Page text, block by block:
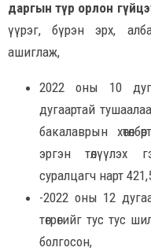
даргын түр орлон
үүрэг, бүрэн эрх,
ашиглаж,
2022 оны 10
дугаартай
бакалаврын
эргэн төлүүлэх
суралцагч нарт
-2022 оны 12
төгрөгийг тус тус
болгосон,